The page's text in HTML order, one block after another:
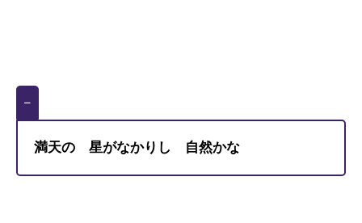
–
満天の 星がなかりし 自然かな